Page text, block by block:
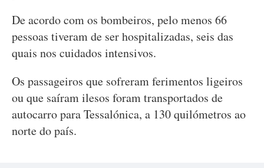
De acordo com os bombeiros, pelo menos 66
pessoas tiveram de ser hospitalizadas, seis das
quais nos cuidados intensivos.
Os passageiros que sofreram ferimentos ligeiros
ou que saíram ilesos foram transportados de
autocarro para Tessalónica, a 130 quilómetros ao
norte do país.